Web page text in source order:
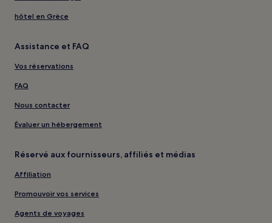
hôtel en Grèce
Assistance et FAQ
Vos réservations
FAQ
Nous contacter
Évaluer un hébergement
Réservé aux fournisseurs, affiliés et médias
Affiliation
Promouvoir vos services
Agents de voyages